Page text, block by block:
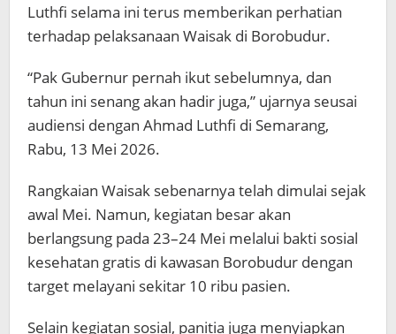
Luthfi selama ini terus memberikan perhatian
terhadap pelaksanaan Waisak di Borobudur.
“Pak Gubernur pernah ikut sebelumnya, dan
tahun ini senang akan hadir juga,” ujarnya seusai
audiensi dengan Ahmad Luthfi di Semarang,
Rabu, 13 Mei 2026.
Rangkaian Waisak sebenarnya telah dimulai sejak
awal Mei. Namun, kegiatan besar akan
berlangsung pada 23–24 Mei melalui bakti sosial
kesehatan gratis di kawasan Borobudur dengan
target melayani sekitar 10 ribu pasien.
Selain kegiatan sosial, panitia juga menyiapkan